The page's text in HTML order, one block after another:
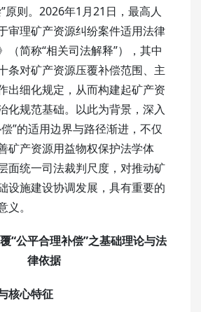
原则。2026年1月21日，‌最高人
审理矿产资源纠纷案件适用法律
（简称“相关司法解释”），其中
条对矿产资源压覆补偿范围、主
出细化规定，从而构建起矿产资
化规范基础。以此为背景，深入
”的适用边界与路径渐进，不仅
矿产资源用益物权保护法学体
面统一司法裁判尺度，对推动矿
设施建设协调发展，具有重要的
。
“公平合理补偿”之基础理论与法
律依据
核心特征